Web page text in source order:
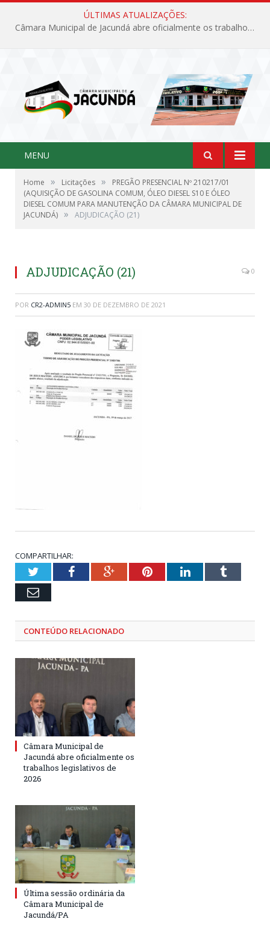
ÚLTIMAS ATUALIZAÇÕES:
Câmara Municipal de Jacundá abre oficialmente os trabalhos legislativos de 2026
MENU
Home » Licitações »
PREGÃO PRESENCIAL Nº 210217/01
(AQUISIÇÃO DE GASOLINA COMUM, ÓLEO DIESEL S10 E ÓLEO
DIESEL COMUM PARA MANUTENÇÃO DA CÂMARA MUNICIPAL DE
JACUNDÁ) » ADJUDICAÇÃO (21)
ADJUDICAÇÃO (21) 0
POR CR2-ADMIN5 EM 30 DE DEZEMBRO DE 2021
COMPARTILHAR:
TwitterFacebookGoogle+PinterestLinkedInTumblr
Email
CONTEÚDO RELACIONADO
Câmara Municipal de
Jacundá abre oficialmente os
trabalhos legislativos de
2026
Última sessão ordinária da
Câmara Municipal de
Jacundá/PA